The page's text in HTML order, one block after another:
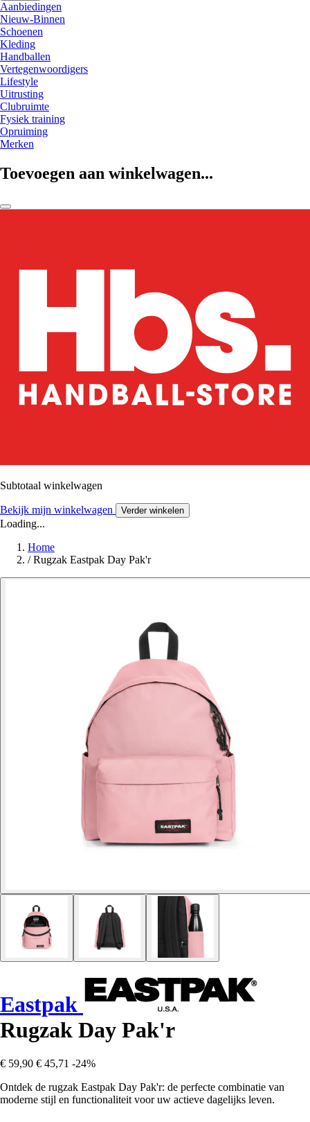
Aanbiedingen
Nieuw-Binnen
Schoenen
Kleding
Handballen
Vertegenwoordigers
Lifestyle
Uitrusting
Clubruimte
Fysiek training
Opruiming
Merken
Toevoegen aan winkelwagen...
Subtotaal winkelwagen
Bekijk mijn winkelwagen Verder winkelen
Loading...
Home
/ Rugzak Eastpak Day Pak'r
Eastpak
Rugzak Day Pak'r
€ 59,90 € 45,71 -24%
Ontdek de rugzak Eastpak Day Pak'r: de perfecte combinatie van
moderne stijl en functionaliteit voor uw actieve dagelijks leven.